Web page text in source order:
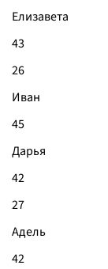
Елизавета
43
26
Иван
45
Дарья
42
27
Адель
42